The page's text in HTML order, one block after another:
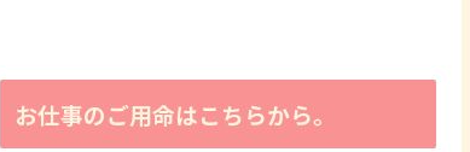
お仕事のご用命はこちらから。